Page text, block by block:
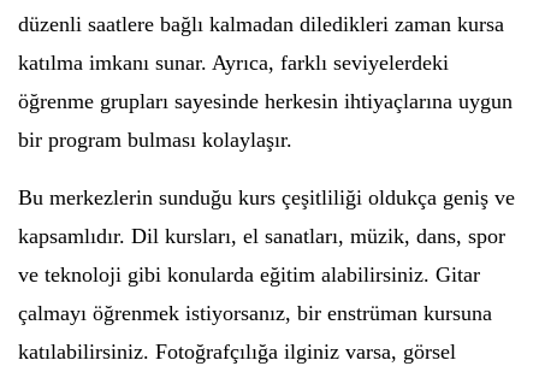
düzenli saatlere bağlı kalmadan diledikleri zaman kursa
katılma imkanı sunar. Ayrıca, farklı seviyelerdeki
öğrenme grupları sayesinde herkesin ihtiyaçlarına uygun
bir program bulması kolaylaşır.
Bu merkezlerin sunduğu kurs çeşitliliği oldukça geniş ve
kapsamlıdır. Dil kursları, el sanatları, müzik, dans, spor
ve teknoloji gibi konularda eğitim alabilirsiniz. Gitar
çalmayı öğrenmek istiyorsanız, bir enstrüman kursuna
katılabilirsiniz. Fotoğrafçılığa ilginiz varsa, görsel